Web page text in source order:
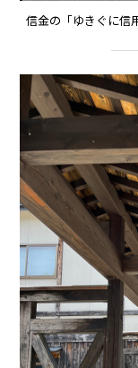
信金の「ゆきぐに信